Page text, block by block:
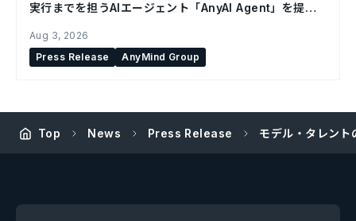
実行までを担うAIエージェント「AnyAI Agent」を提供
Aug 3, 2026
Press Release
AnyMind Group
Top News Press Release モデル・タレント